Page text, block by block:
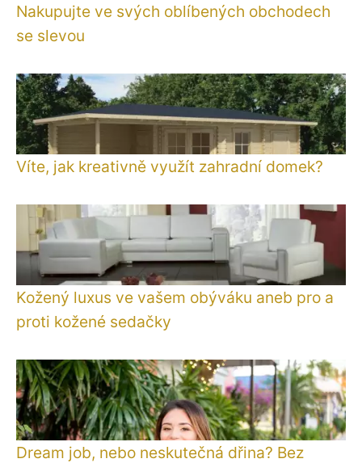
Nakupujte ve svých oblíbených obchodech
se slevou
Víte, jak kreativně využít zahradní domek?
Kožený luxus ve vašem obýváku aneb pro a
proti kožené sedačky
Dream job, nebo neskutečná dřina? Bez